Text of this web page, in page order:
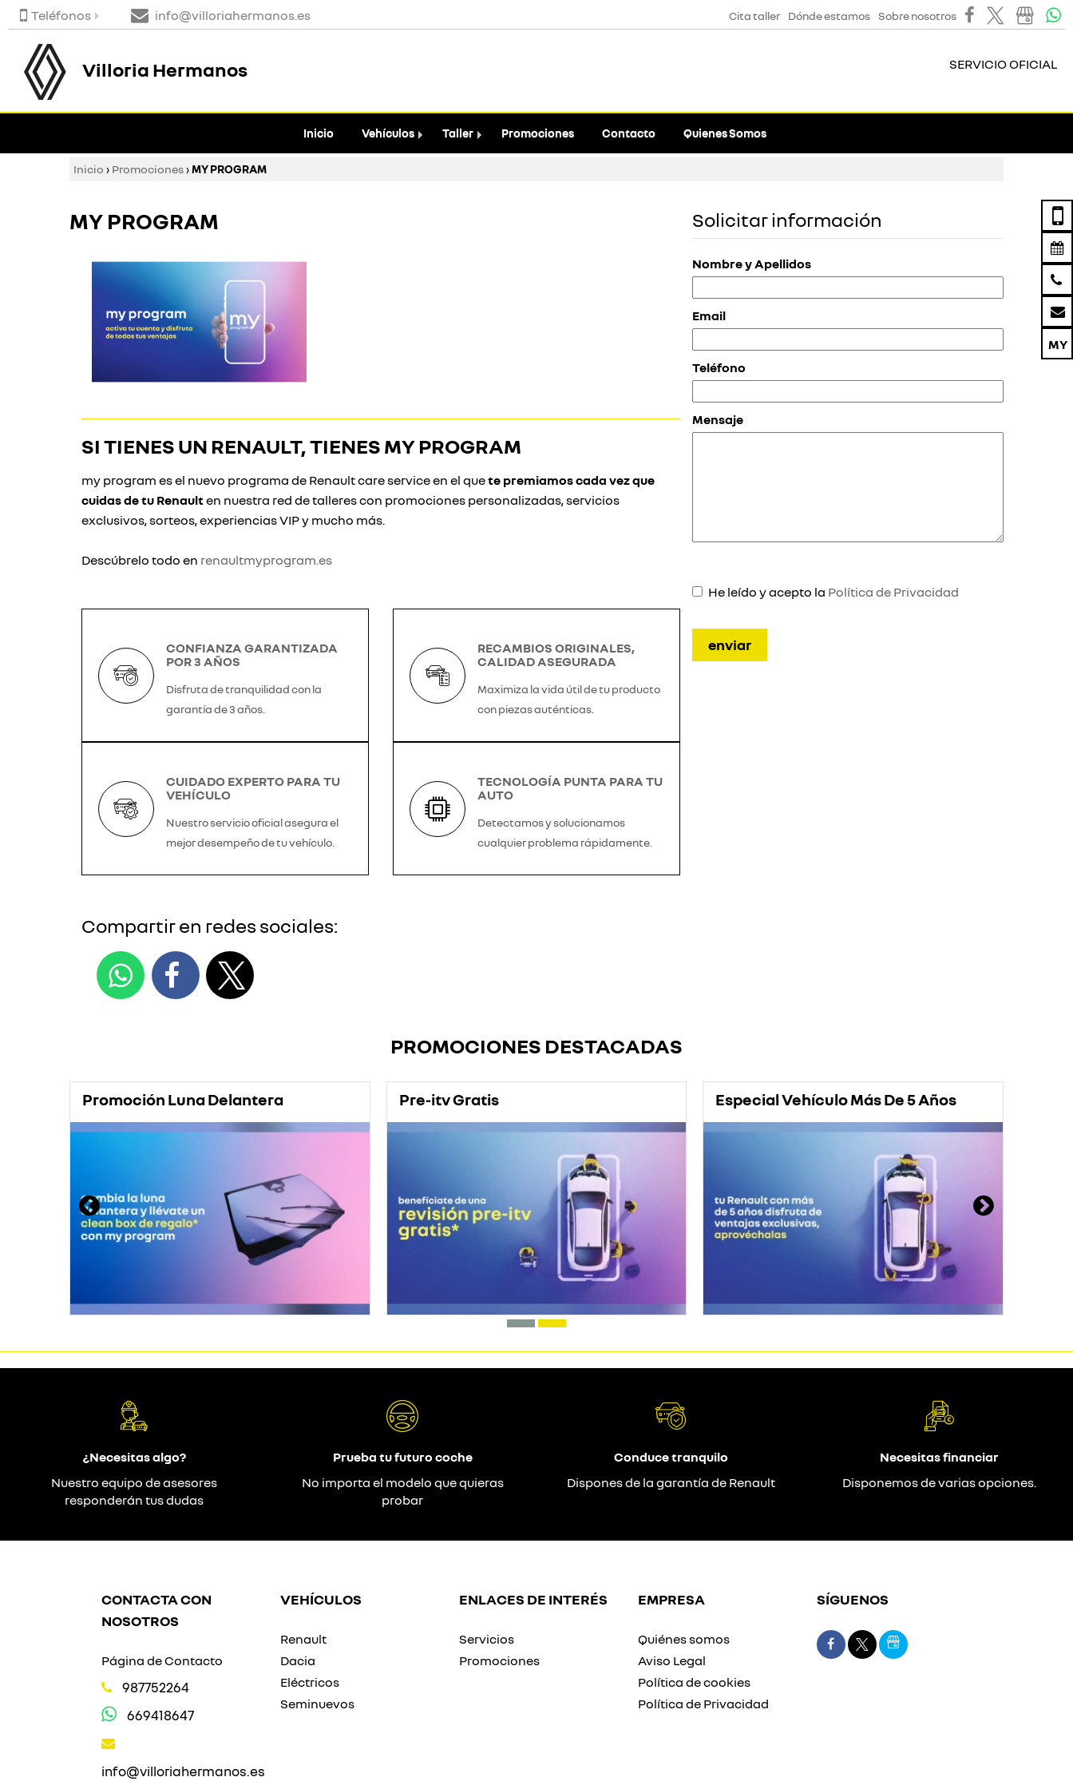
Teléfonos info@villoriahermanos.es Cita taller Dónde estamos Sobre nosotros
Villoria Hermanos SERVICIO OFICIAL
Inicio Vehículos Taller Promociones Contacto Quienes Somos
Inicio › Promociones›MY PROGRAM
MY PROGRAM
SI TIENES UN RENAULT, TIENES MY PROGRAM
my program es el nuevo programa de Renault care service en el quete premiamos cada vez que
cuidas de tu Renaulten nuestra red de talleres con promociones personalizadas, servicios
exclusivos, sorteos, experiencias VIP y mucho más.
Descúbrelo todo en renaultmyprogram.es
CONFIANZA GARANTIZADA
POR 3 AÑOS
Disfruta de tranquilidad con la
garantía de 3 años.
RECAMBIOS ORIGINALES,
CALIDAD ASEGURADA
Maximiza la vida útil de tu producto
con piezas auténticas.
CUIDADO EXPERTO PARA TU
VEHÍCULO
Nuestro servicio oficial asegura el
mejor desempeño de tu vehículo.
TECNOLOGÍA PUNTA PARA TU
AUTO
Detectamos y solucionamos
cualquier problema rápidamente.
Compartir en redes sociales:
Solicitar información
Nombre y Apellidos
Email
Teléfono
Mensaje
He leído y acepto la Política de Privacidad
PROMOCIONES DESTACADAS
Promoción Luna Delantera Pre-itv Gratis Especial Vehículo Más De 5 Años
¿Necesitas algo?
Nuestro equipo de asesores
responderán tus dudas
Prueba tu futuro coche
No importa el modelo que quieras
probar
Conduce tranquilo
Dispones de la garantía de Renault
Necesitas financiar
Disponemos de varias opciones.
CONTACTA CON
NOSOTROS
Página de Contacto
987752264
669418647
info@villoriahermanos.es
VEHÍCULOS
Renault
Dacia
Eléctricos
Seminuevos
ENLACES DE INTERÉS
Servicios
Promociones
EMPRESA
Quiénes somos
Aviso Legal
Política de cookies
Política de Privacidad
SÍGUENOS